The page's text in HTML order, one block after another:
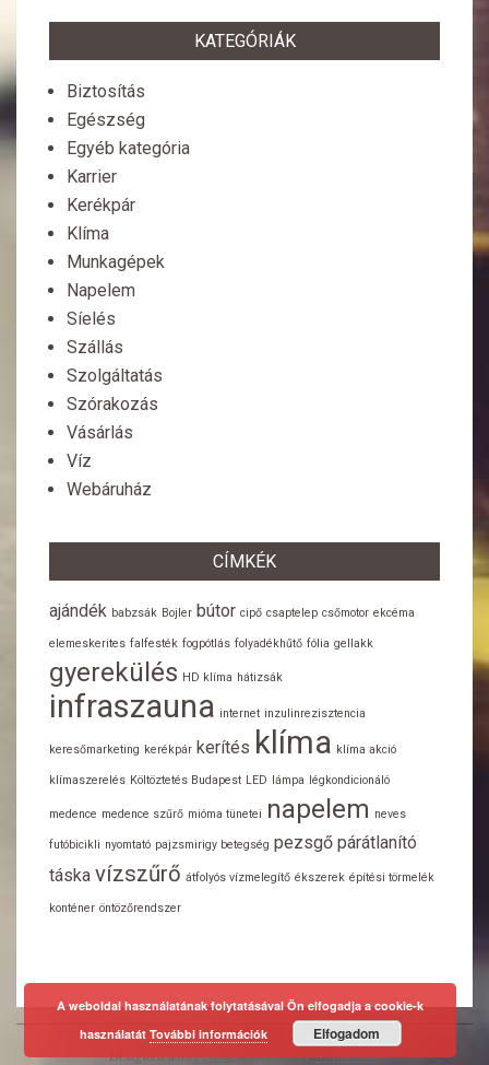
KATEGÓRIÁK
Biztosítás
Egészség
Egyéb kategória
Karrier
Kerékpár
Klíma
Munkagépek
Napelem
Síelés
Szállás
Szolgáltatás
Szórakozás
Vásárlás
Víz
Webáruház
CÍMKÉK
ajándék babzsák Bojler bútor cipő csaptelep csőmotor ekcéma
elemeskerites falfesték fogpótlás folyadékhűtő fólia gellakk
gyerekülés HD klíma hátizsák
infraszauna internet inzulinrezisztencia
keresőmarketing kerékpár kerítés klíma klíma akció
klímaszerelés Költöztetés Budapest LED lámpa légkondicionáló
medence medence szűrő mióma tünetei napelem neves
futóbicikli nyomtató pajzsmirigy betegség pezsgő párátlanító
táska vízszűrő átfolyós vízmelegítő ékszerek építési törmelék
konténer öntözőrendszer
Designed usingNeux. Powered byWordPress.
A weboldal használatának folytatásával Ön elfogadja a cookie-k
használatát További információk Elfogadom